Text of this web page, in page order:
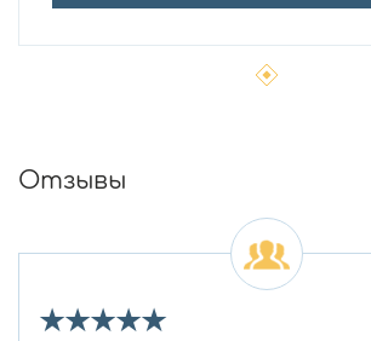
Отзывы
★★★★★